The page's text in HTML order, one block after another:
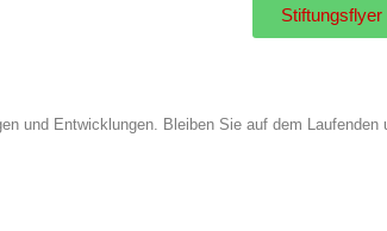
Stiftungsflyer
und Entwicklungen. Bleiben Sie auf dem